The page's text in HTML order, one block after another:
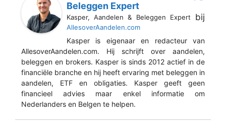
Beleggen Expert
Kasper, Aandelen & Beleggen Expert bij
AllesoverAandelen.com
Kasper is eigenaar en redacteur van
AllesoverAandelen.com. Hij schrijft over aandelen,
beleggen en brokers. Kasper is sinds 2012 actief in de
financiële branche en hij heeft ervaring met beleggen in
aandelen, ETF en obligaties. Kasper geeft geen
financieel advies maar enkel informatie om
Nederlanders en Belgen te helpen.